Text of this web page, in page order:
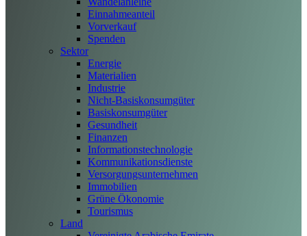
Einnahmeanteil
Vorverkauf
Spenden
Sektor
Energie
Materialien
Industrie
Nicht-Basiskonsumgüter
Basiskonsumgüter
Gesundheit
Finanzen
Informationstechnologie
Kommunikationsdienste
Versorgungsunternehmen
Immobilien
Grüne Ökonomie
Tourismus
Land